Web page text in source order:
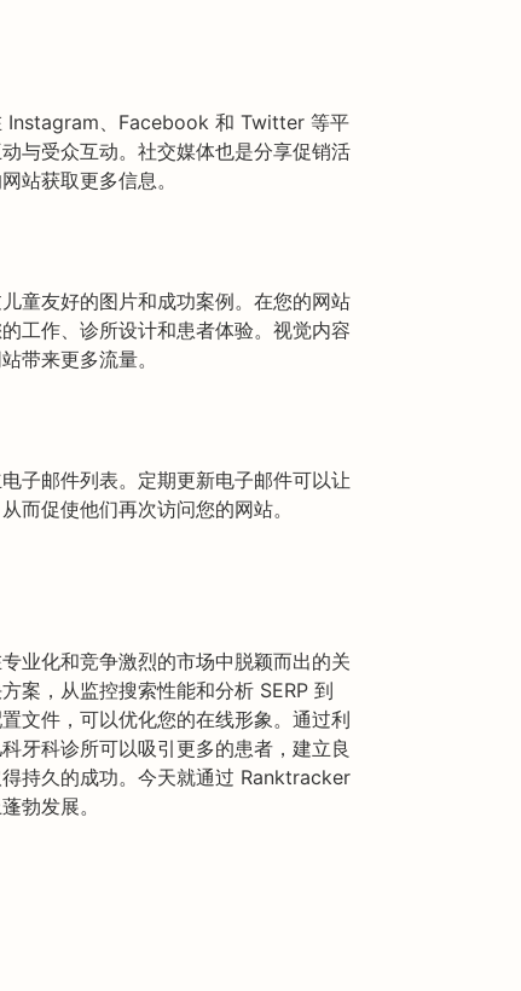
Instagram、Facebook 和 Twitter 等平
与受众互动。社交媒体也是分享促销活
站获取更多信息。
童友好的图片和成功案例。在您的网站
工作、诊所设计和患者体验。视觉内容
带来更多流量。
子邮件列表。定期更新电子邮件可以让
而促使他们再次访问您的网站。
业化和竞争激烈的市场中脱颖而出的关
案，从监控搜索性能和分析 SERP 到
文件，可以优化您的在线形象。通过利
牙科诊所可以吸引更多的患者，建立良
持久的成功。今天就通过 Ranktracker
勃发展。